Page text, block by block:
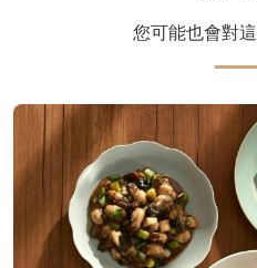
您可能也會對